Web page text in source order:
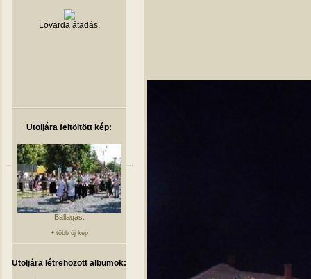
Lovarda átadás.
Utoljára feltöltött kép:
Ballagás.
+ több új kép
Utoljára létrehozott albumok: